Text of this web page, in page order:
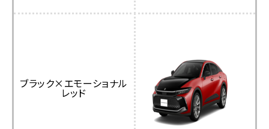
ブラック×エモーショナル
レッド